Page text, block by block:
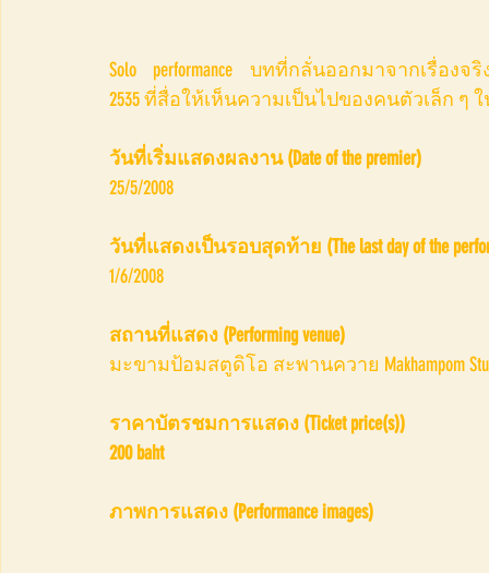
Solo performance บทที่กลั่นออกมาจากเรื่อ
2535 ที่สื่อให้เห็นความเป็นไปของคนตัวเล็ก ๆ
วันที่เริ่มแสดงผลงาน (Date of the premier)
25/5/2008
วันที่แสดงเป็นรอบสุดท้าย (The last day of the
1/6/2008
สถานที่แสดง (Performing venue)
มะขามป้อมสตูดิโอ สะพานควาย Makhampom Studio ,
ราคาบัตรชมการแสดง (Ticket price(s))
200 baht
ภาพการแสดง (Performance images)